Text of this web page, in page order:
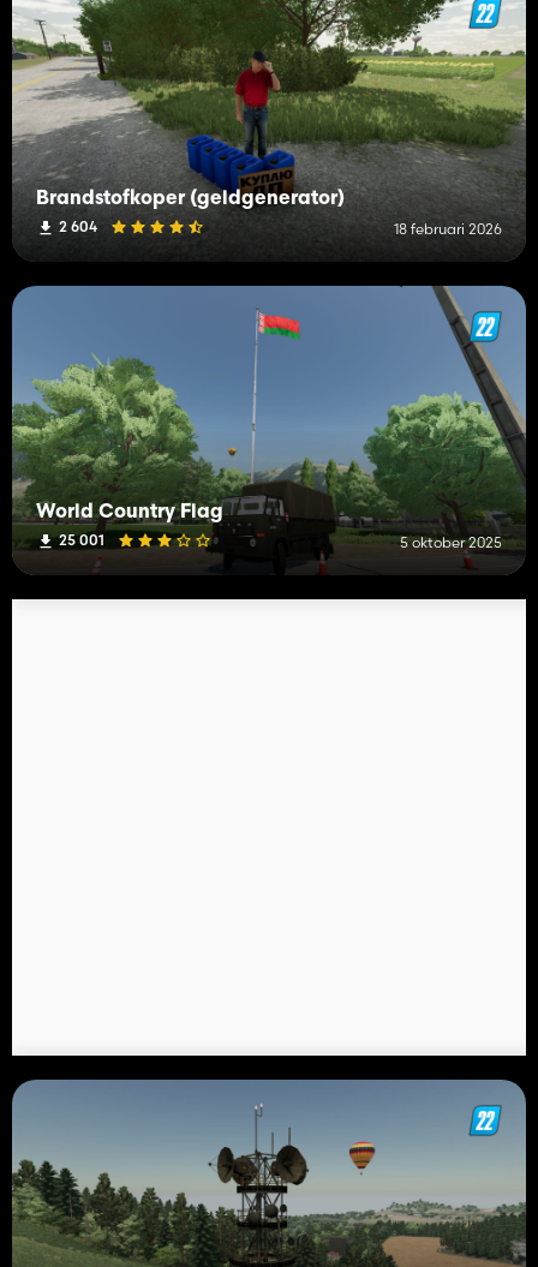
Brandstofkoper (geldgenerator)
2 604 18 februari 2026
World Country Flag
25 001 5 oktober 2025